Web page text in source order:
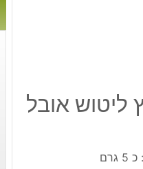
ליטוש אובל